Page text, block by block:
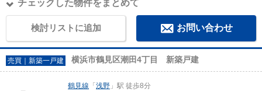
チェックした物件をまとめて
検討リストに追加 お問い合わせ
売買｜新築一戸建 横浜市鶴見区潮田4丁目 新築戸建
鶴見線 「 浅野 」駅 徒歩8分